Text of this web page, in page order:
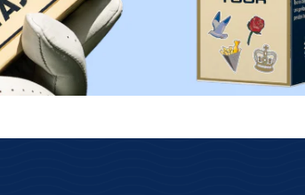
Schnelle Lieferung
Kostenloser Versand ab 69€